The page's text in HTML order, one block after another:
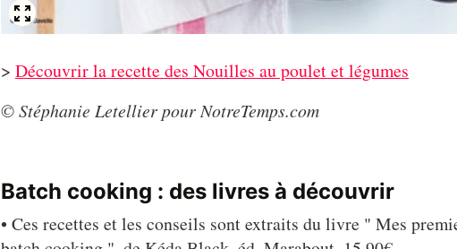
> Découvrir la recette des Nouilles au poulet et légumes
© Stéphanie Letellier pour NotreTemps.com
Batch cooking : des livres à découvrir
• Ces recettes et les conseils sont extraits du livre " Mes